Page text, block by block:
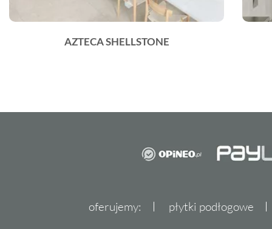
AZTECA SHELLSTONE
oferujemy: płytki podłogowe